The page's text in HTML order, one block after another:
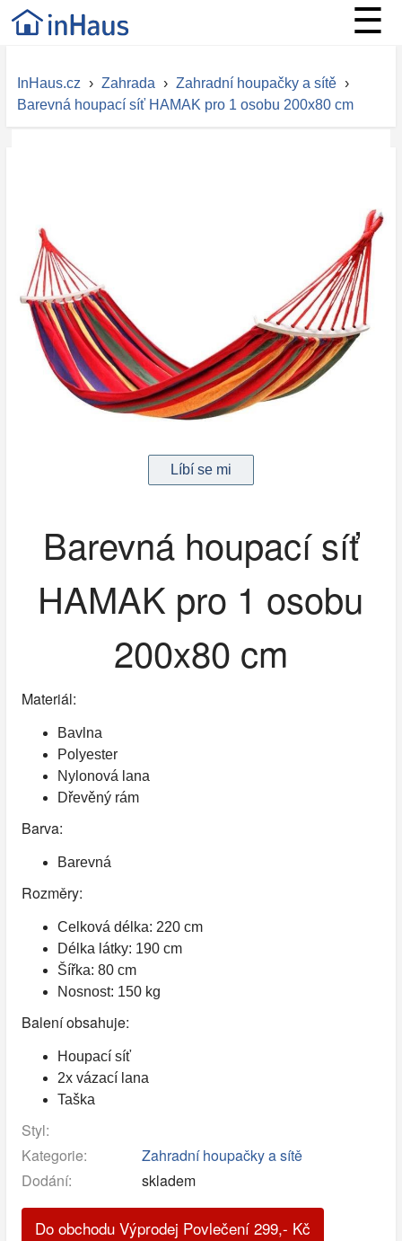
☰
InHaus.cz › Zahrada › Zahradní houpačky a sítě ›
Barevná houpací síť HAMAK pro 1 osobu 200x80 cm
Barevná houpací síť
HAMAK pro 1 osobu
200x80 cm
Materiál:
Bavlna
Polyester
Nylonová lana
Dřevěný rám
Barva:
Barevná
Rozměry:
Celková délka: 220 cm
Délka látky: 190 cm
Šířka: 80 cm
Nosnost: 150 kg
Balení obsahuje:
Houpací síť
2x vázací lana
Taška
Styl:
Kategorie:
Zahradní houpačky a sítě
Dodání:
skladem
Do obchodu Výprodej Povlečení 299,- Kč